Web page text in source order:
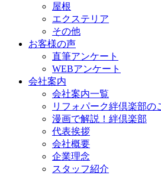
屋根
エクステリア
その他
お客様の声
直筆アンケート
WEBアンケート
会社案内
会社案内一覧
リフォパーク絆倶楽部の
漫画で解説！絆倶楽部
代表挨拶
会社概要
企業理念
スタッフ紹介